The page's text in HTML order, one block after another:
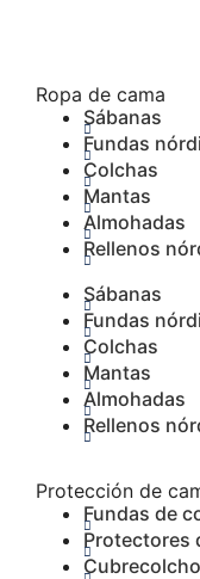
Ropa de cama
Sábanas
Fundas
Colchas
Mantas
Almohadas
Rellenos
Sábanas
Fundas
Colchas
Mantas
Almohadas
Rellenos
Protección de
Fundas de
Protectores